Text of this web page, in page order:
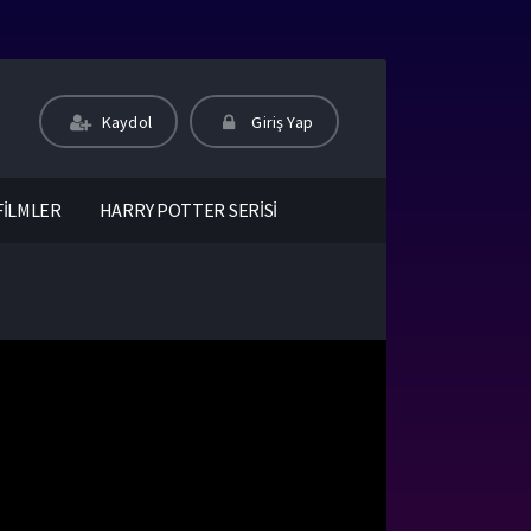
Kaydol Giriş Yap
HARRY POTTER SERİSİ